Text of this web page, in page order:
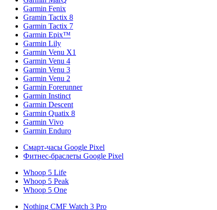
Garmin Fenix
Gramin Tactix 8
Garmin Tactix 7
Garmin Epix™
Garmin Lily
Garmin Venu X1
Garmin Venu 4
Garmin Venu 3
Garmin Venu 2
Garmin Forerunner
Garmin Instinct
Garmin Descent
Garmin Quatix 8
Garmin Vivo
Garmin Enduro
Смарт-часы Google Pixel
Фитнес-браслеты Google Pixel
Whoop 5 Life
Whoop 5 Peak
Whoop 5 One
Nothing CMF Watch 3 Pro